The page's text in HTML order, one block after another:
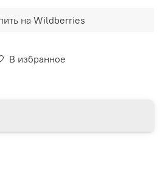
В избранное
на Wildberries